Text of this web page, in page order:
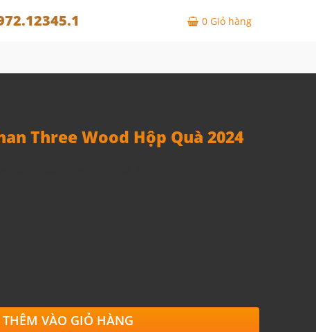
0 Giỏ hàng
Three Wood Hộp Quà 2024
THÊM VÀO GIỎ HÀNG